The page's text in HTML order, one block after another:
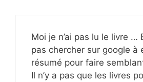
Moi je n’ai pas lu le livre …
pas chercher sur google à
résumé pour faire
Il n’y a pas que les livres